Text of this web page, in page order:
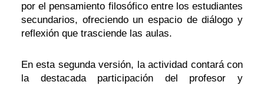
por el pensamiento filosófico entre los estudiantes
secundarios, ofreciendo un espacio de diálogo y
reflexión que trasciende las aulas.
En esta segunda versión, la actividad contará con
la destacada participación del profesor y